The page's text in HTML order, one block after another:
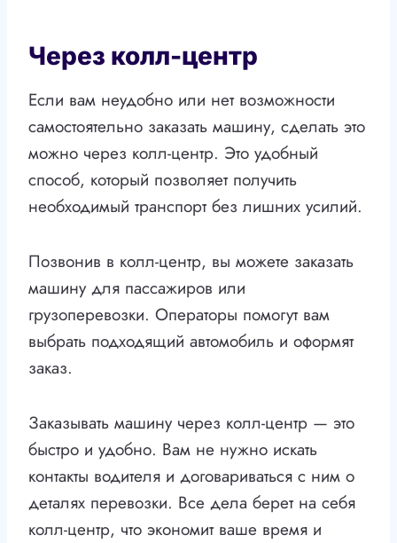
Через колл-центр
Если вам неудобно или нет возможности
самостоятельно заказать машину, сделать это
можно через колл-центр. Это удобный
способ, который позволяет получить
необходимый транспорт без лишних усилий.
Позвонив в колл-центр, вы можете заказать
машину для пассажиров или
грузоперевозки. Операторы помогут вам
выбрать подходящий автомобиль и оформят
заказ.
Заказывать машину через колл-центр — это
быстро и удобно. Вам не нужно искать
контакты водителя и договариваться с ним о
деталях перевозки. Все дела берет на себя
колл-центр, что экономит ваше время и